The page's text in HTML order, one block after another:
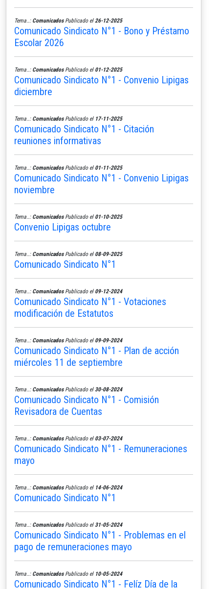
Tema..: ComunicadosPublicado el 26-12-2025
Comunicado Sindicato N°1 - Bono y Préstamo
Escolar 2026
Tema..: ComunicadosPublicado el 01-12-2025
Comunicado Sindicato N°1 - Convenio Lipigas
diciembre
Tema..: ComunicadosPublicado el 17-11-2025
Comunicado Sindicato N°1 - Citación
reuniones informativas
Tema..: ComunicadosPublicado el 01-11-2025
Comunicado Sindicato N°1 - Convenio Lipigas
noviembre
Tema..: ComunicadosPublicado el 01-10-2025
Convenio Lipigas octubre
Tema..: ComunicadosPublicado el 08-09-2025
Comunicado Sindicato N°1
Tema..: ComunicadosPublicado el 09-12-2024
Comunicado Sindicato N°1 - Votaciones
modificación de Estatutos
Tema..: ComunicadosPublicado el 09-09-2024
Comunicado Sindicato N°1 - Plan de acción
miércoles 11 de septiembre
Tema..: ComunicadosPublicado el 30-08-2024
Comunicado Sindicato N°1 - Comisión
Revisadora de Cuentas
Tema..: ComunicadosPublicado el 03-07-2024
Comunicado Sindicato N°1 - Remuneraciones
mayo
Tema..: ComunicadosPublicado el 14-06-2024
Comunicado Sindicato N°1
Tema..: ComunicadosPublicado el 31-05-2024
Comunicado Sindicato N°1 - Problemas en el
pago de remuneraciones mayo
Tema..: ComunicadosPublicado el 10-05-2024
Comunicado Sindicato N°1 - Felíz Día de la